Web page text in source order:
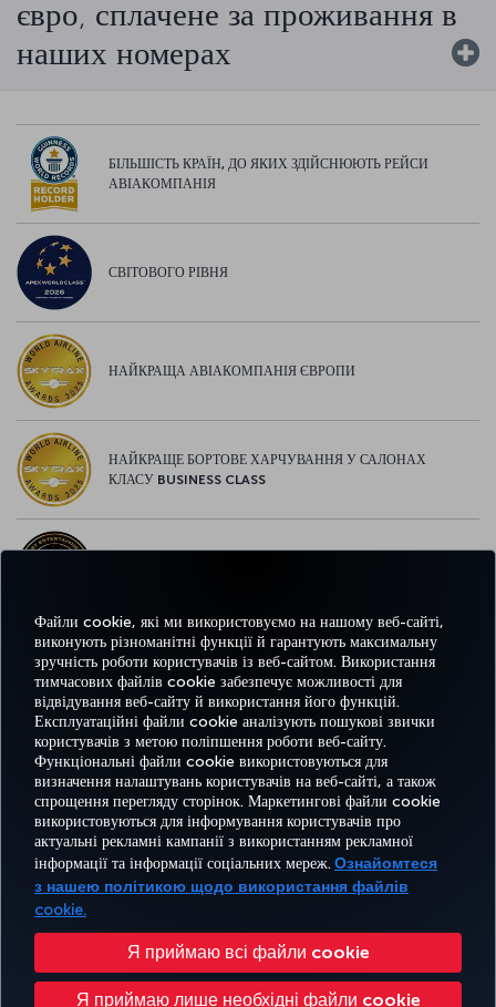
Файли cookie, які ми використовуємо на нашому веб-сайті,
виконують різноманітні функції й гарантують максимальну
зручність роботи користувачів із веб-сайтом. Використання
тимчасових файлів cookie забезпечує можливості для
відвідування веб-сайту й використання його функцій.
Експлуатаційні файли cookie аналізують пошукові звички
користувачів з метою поліпшення роботи веб-сайту.
Функціональні файли cookie використовуються для
визначення налаштувань користувачів на веб-сайті, а також
спрощення перегляду сторінок. Маркетингові файли cookie
використовуються для інформування користувачів про
актуальні рекламні кампанії з використанням рекламної
інформації та інформації соціальних мереж.Ознайомтеся
з нашею політикою щодо використання файлів
cookie.
Я приймаю всі файли cookie
Я приймаю лише необхідні файли cookie
євро, сплачене за проживання в
наших номерах
БІЛЬШІСТЬ КРАЇН, ДО ЯКИХ ЗДІЙСНЮЮТЬ РЕЙСИ
АВІАКОМПАНІЯ
СВІТОВОГО РІВНЯ
НАЙКРАЩА АВІАКОМПАНІЯ ЄВРОПИ
НАЙКРАЩЕ БОРТОВЕ ХАРЧУВАННЯ У САЛОНАХ
КЛАСУ BUSINESS CLASS
НАЙКРАЩИЙ WI-FI У ЄВРОПІ
Facebook
TwitterInstagram
YouTubeLinkedIn
TiktokБлогPinterest
БРОНЮВАННЯ
ТА КЕРУВАННЯ
БРОНЮВАННЯМ
ВРАЖЕННЯ
ПРОПОЗИЦІЇ
НАПРЯМКИ
ДОВІДКА
Політика конфіденційності та використання файлів cookie
Права пасажирів Змінити налаштування файлів cookie
План обслуговування клієнтів Міністерства транспорту США Права суб'єктів даних ЄС